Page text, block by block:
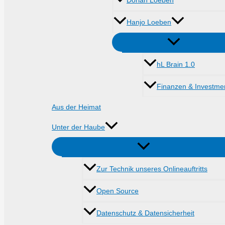
Hanjo Loeben
hL Brain 1.0
Finanzen &
Aus der Heimat
Unter der Haube
Zur Technik unseres Onlineauftritts
Open Source
Datenschutz & Datensicherheit